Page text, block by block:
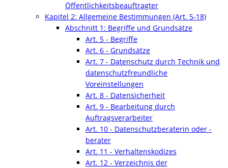
Öffentlichkeitsbeauftragter
Kapitel 2: Allgemeine Bestimmungen (Art. 5-18)
Abschnitt 1: Begriffe und Grundsätze
Art. 5 - Begriffe
Art. 6 - Grundsätze
Art. 7 - Datenschutz durch Technik und
datenschutzfreundliche
Voreinstellungen
Art. 8 - Datensicherheit
Art. 9 - Bearbeitung durch
Auftragsverarbeiter
Art. 10 - Datenschutzberaterin oder -
berater
Art. 11 - Verhaltenskodizes
Art. 12 - Verzeichnis der